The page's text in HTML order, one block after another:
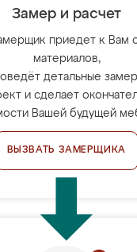
Замер и расчет
приедет к Вам
материалов,
детальные
и сделает
Вашей будущей
ВЫЗВАТЬ ЗАМЕРЩИКА